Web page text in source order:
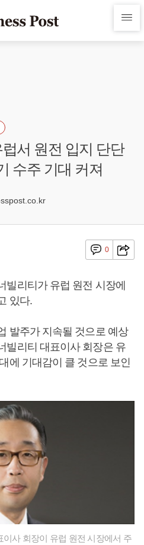
서 원전 입지 단단
수주 기대 커져
0
빌리티가 유럽 원전 시장에
있다.
발주가 지속될 것으로 예상
빌리티 대표이사 회장은 유
에 기대감이 클 것으로 보인
이사 회장이 유럽 원전 시장에서 주